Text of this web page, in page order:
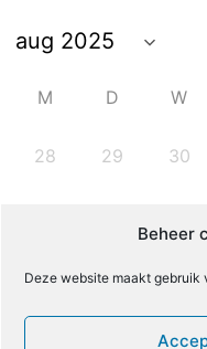
Beheer
Deze website maakt gebruik
M D W
28 29 30
11 12 13